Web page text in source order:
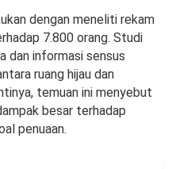
dengan meneliti rekam
7.800 orang. Studi
dan informasi sensus
ruang hijau dan
temuan ini menyebut
besar terhadap
penuaan.